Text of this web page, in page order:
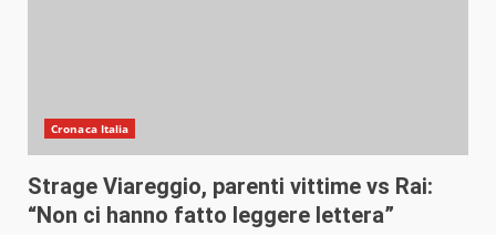
Cronaca Italia
Strage Viareggio, parenti vittime vs Rai:
“Non ci hanno fatto leggere lettera”